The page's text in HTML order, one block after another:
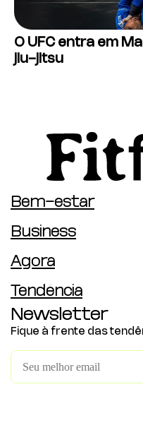
O UFC entra em
jiu-jitsu
Bem-estar
Business
Agora
Tendência
Newsletter
Fique à frente das